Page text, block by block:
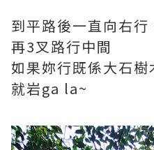
到平路後一直向右行
再3叉路行中間
如果妳行既係大石
就岩ga la~